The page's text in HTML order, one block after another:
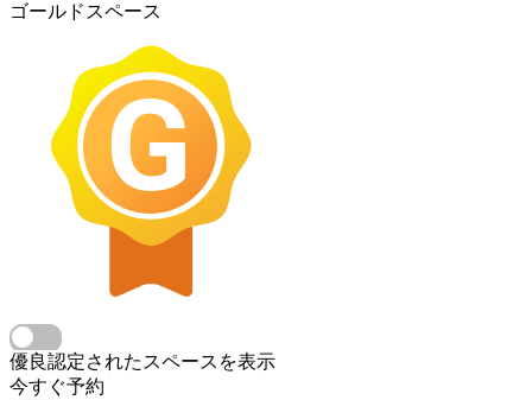
ゴールドスペース
優良認定されたスペースを表示
今すぐ予約